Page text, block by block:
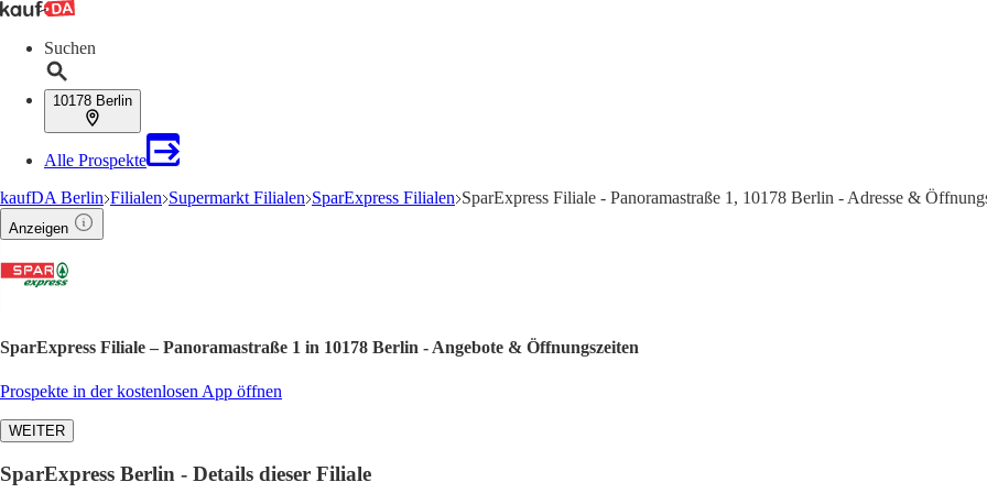
Suchen
10178 Berlin
Alle Prospekte
kaufDA Berlin Filialen Supermarkt Filialen SparExpress Filialen SparExpress Filiale - Panoramastraße 1, 10178 Berlin - Adresse &
Anzeigen
SparExpress Filiale – Panoramastraße 1 in 10178 Berlin - Angebote & Öffnungszeiten
Prospekte in der kostenlosen App öffnen
WEITER
SparExpress Berlin - Details dieser Filiale